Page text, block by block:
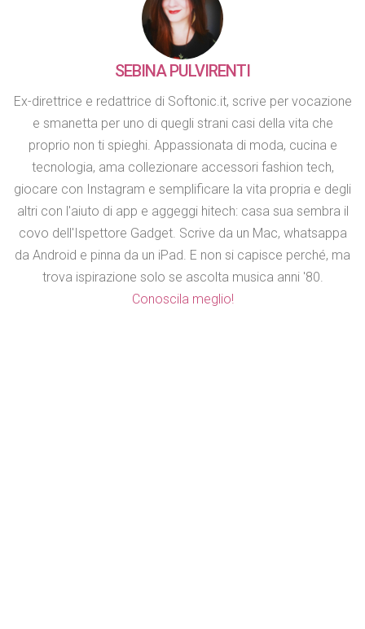
SEBINA PULVIRENTI
Ex-direttrice e redattrice di Softonic.it, scrive per vocazione
e smanetta per uno di quegli strani casi della vita che
proprio non ti spieghi. Appassionata di moda, cucina e
tecnologia, ama collezionare accessori fashion tech,
giocare con Instagram e semplificare la vita propria e degli
altri con l'aiuto di app e aggeggi hitech: casa sua sembra il
covo dell'Ispettore Gadget. Scrive da un Mac, whatsappa
da Android e pinna da un iPad. E non si capisce perché, ma
trova ispirazione solo se ascolta musica anni '80.
Conoscila meglio!